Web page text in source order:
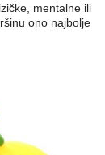
mentalne ili
ono najbolje